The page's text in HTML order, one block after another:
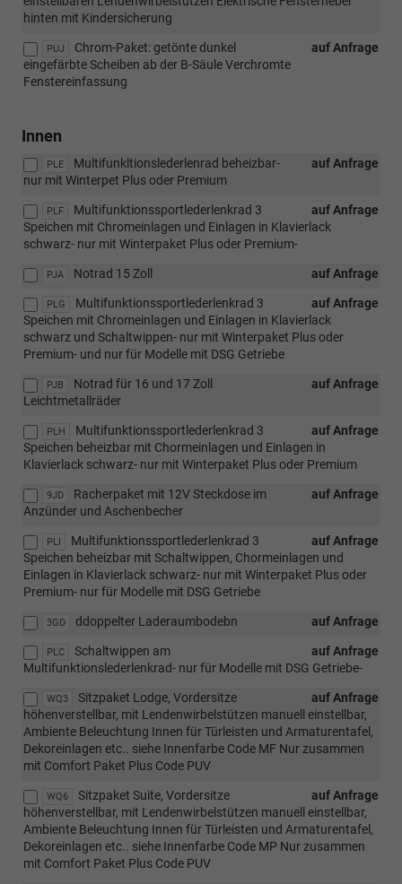
hinten mit Kindersicherung
PUJ auf Anfrage
Chrom-Paket: getönte dunkel
eingefärbte Scheiben ab der B-Säule Verchromte
Fenstereinfassung
Innen
PLE auf Anfrage
Multifunkltionslederlenrad beheizbar-
nur mit Winterpet Plus oder Premium
PLF auf Anfrage
Multifunktionssportlederlenkrad 3
Speichen mit Chromeinlagen und Einlagen in Klavierlack
schwarz- nur mit Winterpaket Plus oder Premium-
PJA auf Anfrage
Notrad 15 Zoll
PLG auf Anfrage
Multifunktionssportlederlenkrad 3
Speichen mit Chromeinlagen und Einlagen in Klavierlack
schwarz und Schaltwippen- nur mit Winterpaket Plus oder
Premium- und nur für Modelle mit DSG Getriebe
PJB auf Anfrage
Notrad für 16 und 17 Zoll
Leichtmetallräder
PLH auf Anfrage
Multifunktionssportlederlenkrad 3
Speichen beheizbar mit Chormeinlagen und Einlagen in
Klavierlack schwarz- nur mit Winterpaket Plus oder Premium
9JD auf Anfrage
Racherpaket mit 12V Steckdose im
Anzünder und Aschenbecher
PLI auf Anfrage
Multifunktionssportlederlenkrad 3
Speichen beheizbar mit Schaltwippen, Chormeinlagen und
Einlagen in Klavierlack schwarz- nur mit Winterpaket Plus oder
Premium- nur für Modelle mit DSG Getriebe
3GD auf Anfrage
ddoppelter Laderaumbodebn
PLC auf Anfrage
Schaltwippen am
Multifunktionslederlenkrad- nur für Modelle mit DSG Getriebe-
WQ3 auf Anfrage
Sitzpaket Lodge, Vordersitze
höhenverstellbar, mit Lendenwirbelstützen manuell einstellbar,
Ambiente Beleuchtung Innen für Türleisten und Armaturentafel,
Dekoreinlagen etc.. siehe Innenfarbe Code MF Nur zusammen
mit Comfort Paket Plus Code PUV
WQ6 auf Anfrage
Sitzpaket Suite, Vordersitze
höhenverstellbar, mit Lendenwirbelstützen manuell einstellbar,
Ambiente Beleuchtung Innen für Türleisten und Armaturentafel,
Dekoreinlagen etc.. siehe Innenfarbe Code MP Nur zusammen
mit Comfort Paket Plus Code PUV